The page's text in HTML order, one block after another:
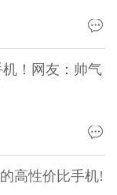
！网友：帅气
高性价比手机!